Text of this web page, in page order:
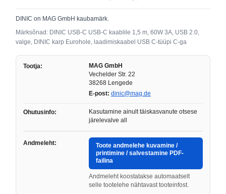
DINIC on MAG GmbH kaubamärk.
Märksõnad: DINIC USB-C USB-C kaablile 1,5 m, 60W 3A, USB 2.0,
valge, DINIC karp Eurohole, laadimiskaabel USB C-tüüpi C-ga
Tootja:
MAG GmbH
Vechelder Str. 22
38268 Lengede
E-post: dinic@mag.de
Ohutusinfo:
Kasutamine ainult täiskasvanute otsese
järelevalve all
Andmeleht:
Toote andmelehe kuvamine /
printimine / salvestamine PDF-
failina
Andmeleht koostatakse automaatselt
selle tootelehe nähtavast tooteinfost.